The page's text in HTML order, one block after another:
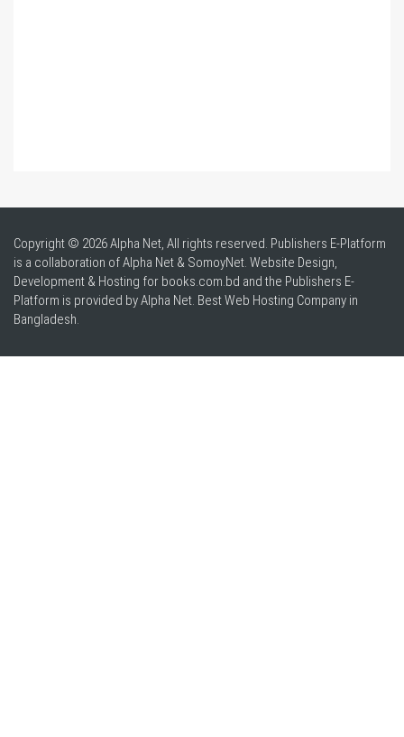
Copyright © 2026 Alpha Net, All rights reserved. Publishers E-Platform
is a collaboration of Alpha Net & SomoyNet. Website Design,
Development & Hosting for books.com.bd and the Publishers E-
Platform is provided by Alpha Net. BestWeb Hosting Company in
Bangladesh.